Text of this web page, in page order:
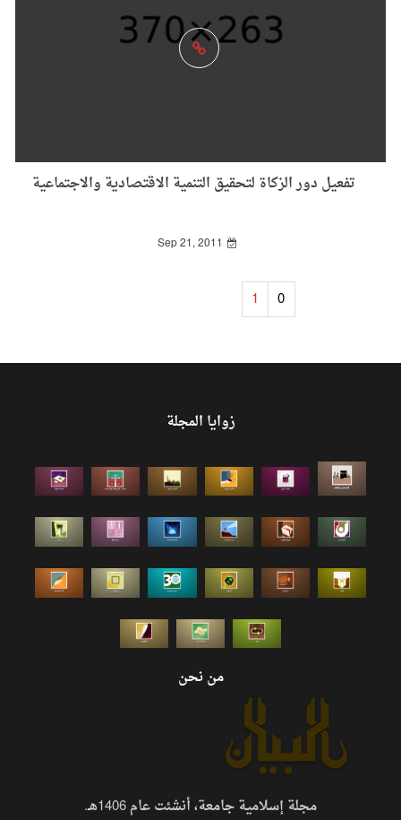
تفعيل دور الزكاة لتحقيق التنمية الاقتصادية والاجتماعية
Sep 21, 2011
0
1
زوايا المجلة
من نحن
مجلة إسلامية جامعة، أنشئت عام 1406هـ.